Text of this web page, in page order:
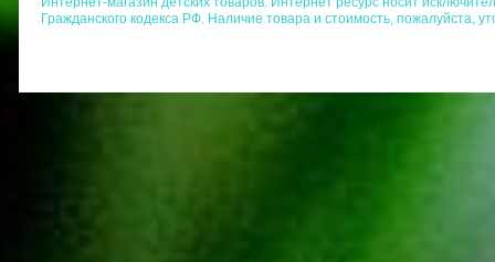
Гражданского кодекса РФ. Наличие товара и стоимость, пожалуйста,